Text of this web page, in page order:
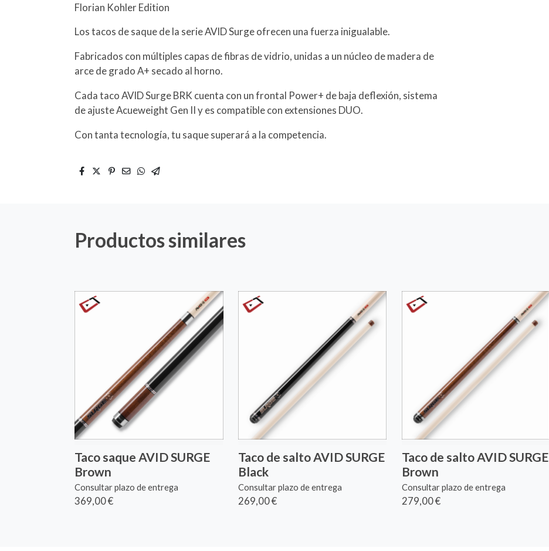
Florian Kohler Edition
Los tacos de saque de la serie AVID Surge ofrecen una fuerza inigualable.
Fabricados con múltiples capas de fibras de vidrio, unidas a un núcleo de madera de
arce de grado A+ secado al horno.
Cada taco AVID Surge BRK cuenta con un frontal Power+ de baja deflexión, sistema
de ajuste Acueweight Gen II y es compatible con extensiones DUO.
Con tanta tecnología, tu saque superará a la competencia.
Productos similares
Taco saque AVID SURGE
Brown
Consultar plazo de entrega
369,00 €
Taco de salto AVID SURGE
Black
Consultar plazo de entrega
269,00 €
Taco de salto AVID SURGE
Brown
Consultar plazo de entrega
279,00 €